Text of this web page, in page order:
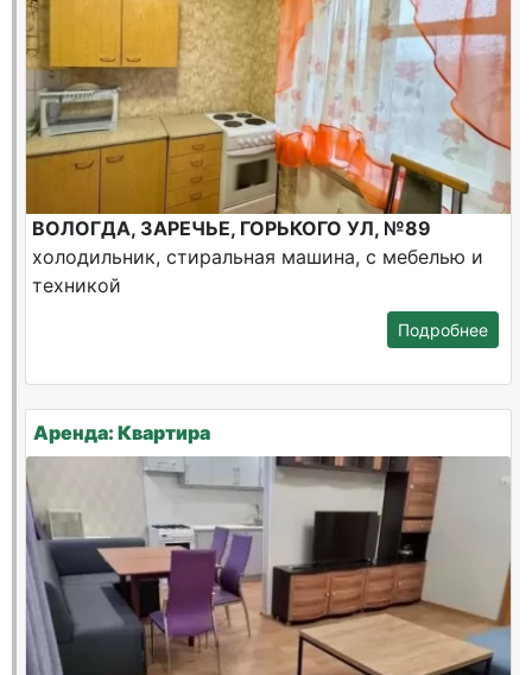
ВОЛОГДА, ЗАРЕЧЬЕ, ГОРЬКОГО УЛ, №89
холодильник, стиральная машина, с мебелью и
техникой
Подробнее
Аренда: Квартира